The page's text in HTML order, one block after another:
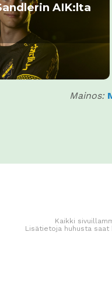
AIK:lta
Mainos:
Kaikki
Lisätietoja huhusta